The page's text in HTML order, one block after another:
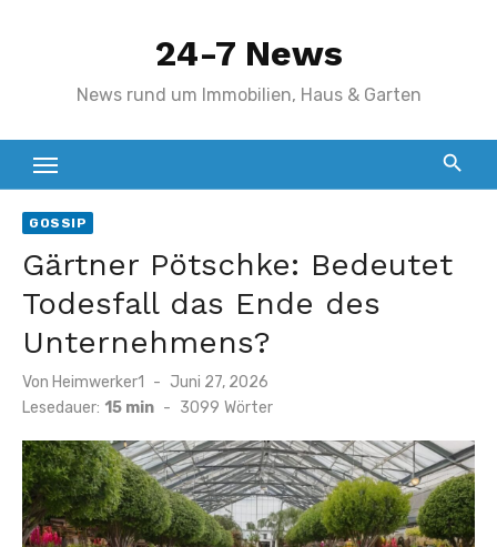
24-7 News
News rund um Immobilien, Haus & Garten
GOSSIP
Gärtner Pötschke: Bedeutet
Todesfall das Ende des
Unternehmens?
Von Heimwerker1
Veröffentlicht
am
Juni 27, 2026
Lesedauer: 15 min - 3099 Wörter